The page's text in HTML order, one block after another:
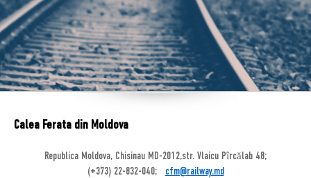
Calea Ferata din Moldova
Republica Moldova, Chisinau MD-2012,str. Vlaicu Pîrcălab 48;
(+373) 22-832-040;
cfm@railway.md